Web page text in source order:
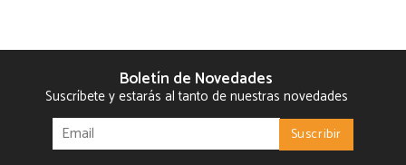
Boletín de Novedades
Suscríbete y estarás al tanto de nuestras novedades